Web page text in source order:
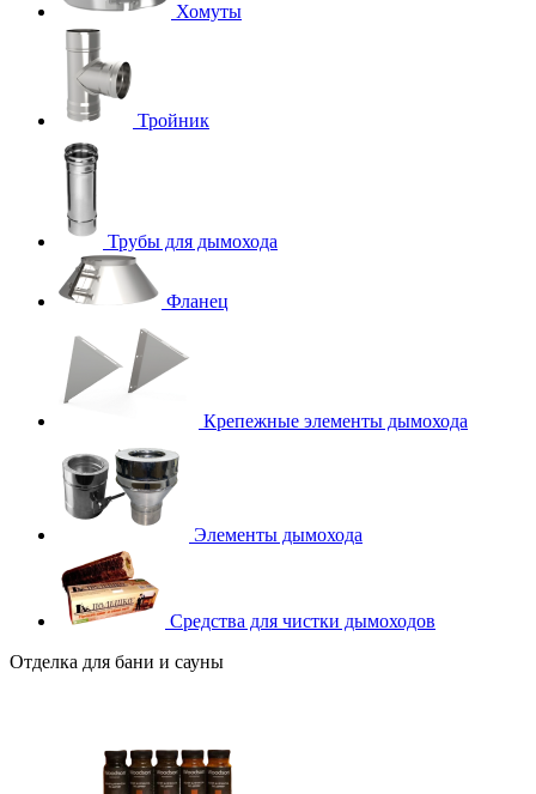
Хомуты
Тройник
Трубы для дымохода
Фланец
Крепежные элементы дымохода
Элементы дымохода
Средства для чистки дымоходов
Отделка для бани и сауны